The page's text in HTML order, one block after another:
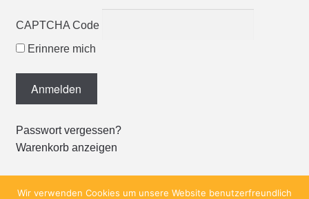
CAPTCHA Code
Erinnere mich
Passwort vergessen?
Warenkorb anzeigen
Wir verwenden Cookies um unsere Website benutzerfreundlich